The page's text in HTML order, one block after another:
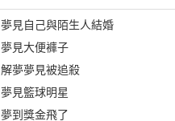
夢見自己與陌生人結婚
夢見大便褲子
解夢夢見被追殺
夢見籃球明星
夢到獎金飛了